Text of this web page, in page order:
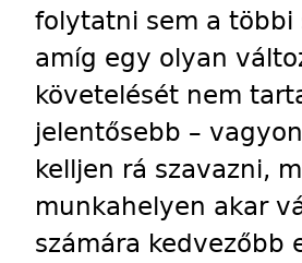
folytatni sem a többi
amíg egy olyan
követelését nem
jelentősebb –
kelljen rá szavazni,
munkahelyen akar
számára kedvezőbb